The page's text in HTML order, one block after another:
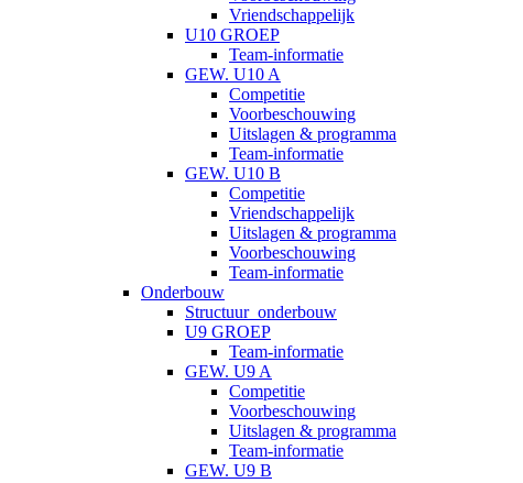
Vriendschappelijk
U10 GROEP
Team-informatie
GEW. U10 A
Competitie
Voorbeschouwing
Uitslagen & programma
Team-informatie
GEW. U10 B
Competitie
Vriendschappelijk
Uitslagen & programma
Voorbeschouwing
Team-informatie
Onderbouw
Structuur_onderbouw
U9 GROEP
Team-informatie
GEW. U9 A
Competitie
Voorbeschouwing
Uitslagen & programma
Team-informatie
GEW. U9 B